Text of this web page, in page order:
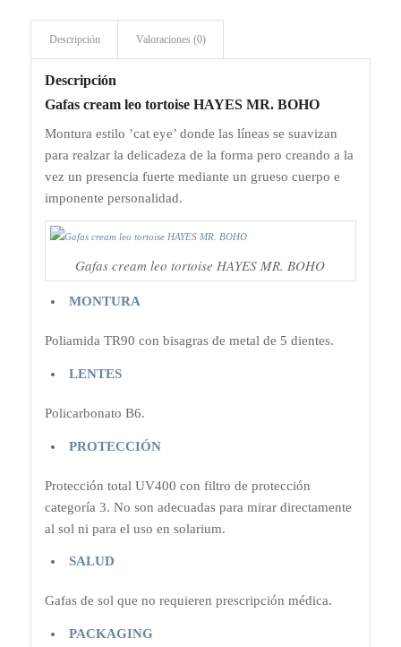
Descripción Valoraciones (0)
Descripción
Gafas cream leo tortoise HAYES MR. BOHO
Montura estilo ​’cat eye’ donde las líneas se suavizan
para realzar la delicadeza de la forma pero creando a la
vez un presencia fuerte mediante un grueso cuerpo e
imponente personalidad.
Gafas cream leo tortoise HAYES MR. BOHO
MONTURA
Poliamida TR90 con bisagras de metal de 5 dientes.
LENTES
Policarbonato B6.
PROTECCIÓN
Protección total UV400 con filtro de protección
categoría 3. No son adecuadas para mirar directamente
al sol ni para el uso en solarium.
SALUD
Gafas de sol que no requieren prescripción médica.
PACKAGING